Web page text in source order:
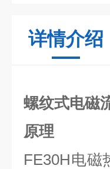
详情介绍
螺纹式电磁
原理
FE30H电磁